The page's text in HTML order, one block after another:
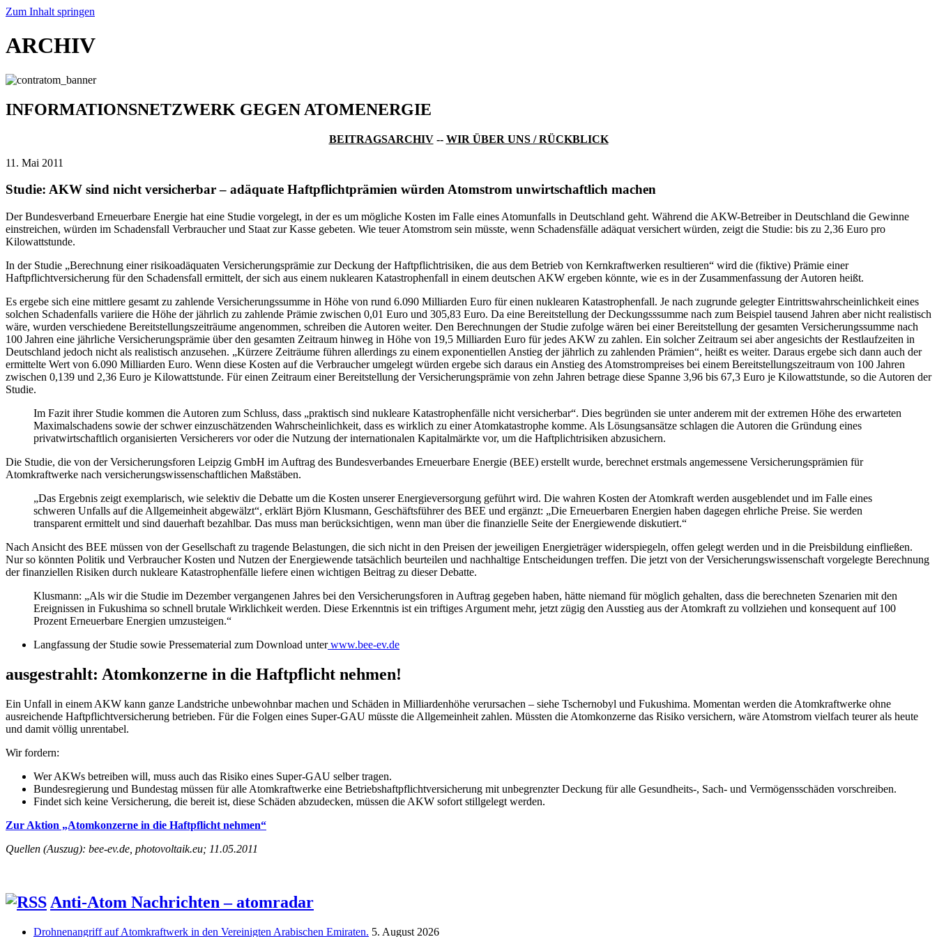
Zum Inhalt springen
ARCHIV
INFORMATIONSNETZWERK GEGEN ATOMENERGIE
BEITRAGSARCHIV-- WIR ÜBER UNS / RÜCKBLICK
11. Mai 2011
Studie: AKW sind nicht versicherbar – adäquate Haftpflichtprämien würden Atomstrom unwirtschaftlich machen
Der Bundesverband Erneuerbare Energie hat eine Studie vorgelegt, in der es um mögliche Kosten im Falle eines Atomunfalls in Deutschland geht. Während die AKW-Betreiber in Deutschland die Gewinne
einstreichen, würden im Schadensfall Verbraucher und Staat zur Kasse gebeten. Wie teuer Atomstrom sein müsste, wenn Schadensfälle adäquat versichert würden, zeigt die Studie: bis zu 2,36 Euro pro
Kilowattstunde.
In der Studie „Berechnung einer risikoadäquaten Versicherungsprämie zur Deckung der Haftpflichtrisiken, die aus dem Betrieb von Kernkraftwerken resultieren“ wird die (fiktive) Prämie einer
Haftpflichtversicherung für den Schadensfall ermittelt, der sich aus einem nuklearen Katastrophenfall in einem deutschen AKW ergeben könnte, wie es in der Zusammenfassung der Autoren heißt.
Es ergebe sich eine mittlere gesamt zu zahlende Versicherungssumme in Höhe von rund 6.090 Milliarden Euro für einen nuklearen Katastrophenfall. Je nach zugrunde gelegter Eintrittswahrscheinlichkeit eines
solchen Schadenfalls variiere die Höhe der jährlich zu zahlende Prämie zwischen 0,01 Euro und 305,83 Euro. Da eine Bereitstellung der Deckungsssumme nach zum Beispiel tausend Jahren aber nicht realistisch
wäre, wurden verschiedene Bereitstellungszeiträume angenommen, schreiben die Autoren weiter. Den Berechnungen der Studie zufolge wären bei einer Bereitstellung der gesamten Versicherungssumme nach
100 Jahren eine jährliche Versicherungsprämie über den gesamten Zeitraum hinweg in Höhe von 19,5 Milliarden Euro für jedes AKW zu zahlen. Ein solcher Zeitraum sei aber angesichts der Restlaufzeiten in
Deutschland jedoch nicht als realistisch anzusehen. „Kürzere Zeiträume führen allerdings zu einem exponentiellen Anstieg der jährlich zu zahlenden Prämien“, heißt es weiter. Daraus ergebe sich dann auch der
ermittelte Wert von 6.090 Milliarden Euro. Wenn diese Kosten auf die Verbraucher umgelegt würden ergebe sich daraus ein Anstieg des Atomstrompreises bei einem Bereitstellungszeitraum von 100 Jahren
zwischen 0,139 und 2,36 Euro je Kilowattstunde. Für einen Zeitraum einer Bereitstellung der Versicherungsprämie von zehn Jahren betrage diese Spanne 3,96 bis 67,3 Euro je Kilowattstunde, so die Autoren der
Studie.
Im Fazit ihrer Studie kommen die Autoren zum Schluss, dass „praktisch sind nukleare Katastrophenfälle nicht versicherbar“. Dies begründen sie unter anderem mit der extremen Höhe des erwarteten
Maximalschadens sowie der schwer einzuschätzenden Wahrscheinlichkeit, dass es wirklich zu einer Atomkatastrophe komme. Als Lösungsansätze schlagen die Autoren die Gründung eines
privatwirtschaftlich organisierten Versicherers vor oder die Nutzung der internationalen Kapitalmärkte vor, um die Haftplichtrisiken abzusichern.
Die Studie, die von der Versicherungsforen Leipzig GmbH im Auftrag des Bundesverbandes Erneuerbare Energie (BEE) erstellt wurde, berechnet erstmals angemessene Versicherungsprämien für
Atomkraftwerke nach versicherungswissenschaftlichen Maßstäben.
„Das Ergebnis zeigt exemplarisch, wie selektiv die Debatte um die Kosten unserer Energieversorgung geführt wird. Die wahren Kosten der Atomkraft werden ausgeblendet und im Falle eines
schweren Unfalls auf die Allgemeinheit abgewälzt“, erklärt Björn Klusmann, Geschäftsführer des BEE und ergänzt: „Die Erneuerbaren Energien haben dagegen ehrliche Preise. Sie werden
transparent ermittelt und sind dauerhaft bezahlbar. Das muss man berücksichtigen, wenn man über die finanzielle Seite der Energiewende diskutiert.“
Nach Ansicht des BEE müssen von der Gesellschaft zu tragende Belastungen, die sich nicht in den Preisen der jeweiligen Energieträger widerspiegeln, offen gelegt werden und in die Preisbildung einfließen.
Nur so könnten Politik und Verbraucher Kosten und Nutzen der Energiewende tatsächlich beurteilen und nachhaltige Entscheidungen treffen. Die jetzt von der Versicherungswissenschaft vorgelegte Berechnung
der finanziellen Risiken durch nukleare Katastrophenfälle liefere einen wichtigen Beitrag zu dieser Debatte.
Klusmann: „Als wir die Studie im Dezember vergangenen Jahres bei den Versicherungsforen in Auftrag gegeben haben, hätte niemand für möglich gehalten, dass die berechneten Szenarien mit den
Ereignissen in Fukushima so schnell brutale Wirklichkeit werden. Diese Erkenntnis ist ein triftiges Argument mehr, jetzt zügig den Ausstieg aus der Atomkraft zu vollziehen und konsequent auf 100
Prozent Erneuerbare Energien umzusteigen.“
Langfassung der Studie sowie Pressematerial zum Download unterwww.bee-ev.de
ausgestrahlt: Atomkonzerne in die Haftpflicht nehmen!
Ein Unfall in einem AKW kann ganze Landstriche unbewohnbar machen und Schäden in Milliardenhöhe verursachen – siehe Tschernobyl und Fukushima. Momentan werden die Atomkraftwerke ohne
ausreichende Haftpflichtversicherung betrieben. Für die Folgen eines Super-GAU müsste die Allgemeinheit zahlen. Müssten die Atomkonzerne das Risiko versichern, wäre Atomstrom vielfach teurer als heute
und damit völlig unrentabel.
Wir fordern:
Wer AKWs betreiben will, muss auch das Risiko eines Super-GAU selber tragen.
Bundesregierung und Bundestag müssen für alle Atomkraftwerke eine Betriebshaftpflichtversicherung mit unbegrenzter Deckung für alle Gesundheits-, Sach- und Vermögensschäden vorschreiben.
Findet sich keine Versicherung, die bereit ist, diese Schäden abzudecken, müssen die AKW sofort stillgelegt werden.
Zur Aktion „Atomkonzerne in die Haftpflicht nehmen“
Quellen (Auszug): bee-ev.de, photovoltaik.eu; 11.05.2011
Anti-Atom Nachrichten – atomradar
Drohnenangriff auf Atomkraftwerk in den Vereinigten Arabischen Emiraten. 5. August 2026